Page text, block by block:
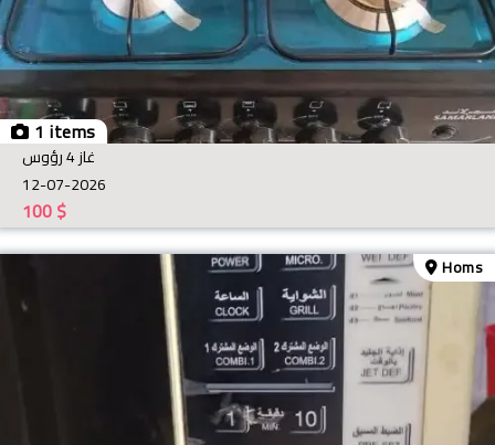
1 items
غاز 4 رؤوس
12-07-2026
$
100
Homs